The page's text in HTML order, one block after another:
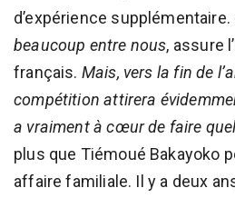
d’expérience supplémentaire.
beaucoup entre nous, assure
français. Mais, vers la fin de
compétition attirera
a vraiment à cœur de faire
plus que Tiémoué Bakayoko
affaire familiale. Il y a deux